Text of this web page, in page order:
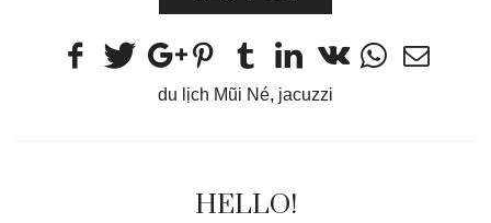
du lịch Mũi Né, jacuzzi
HELLO!